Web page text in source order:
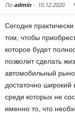
По admin- 10.12.2020
Сегодня
том, чтобы
которое будет
позволит сделать
автомобильный
достаточно
среди которых не
именно то, что